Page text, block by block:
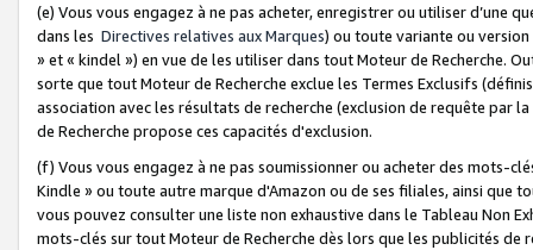
(e) Vous vous engagez à ne pas acheter, enregistrer ou utiliser d’une
dans les Directives relatives aux Marques) ou toute variante ou
» et « kindel ») en vue de les utiliser dans tout Moteur de Recherche.
sorte que tout Moteur de Recherche exclue les Termes Exclusifs
association avec les résultats de recherche (exclusion de requête
de Recherche propose ces capacités d'exclusion.
(f) Vous vous engagez à ne pas soumissionner ou acheter des mots-
Kindle » ou toute autre marque d'Amazon ou de ses filiales, ainsi que
vous pouvez consulter une liste non exhaustive dans le Tableau Non
mots-clés sur tout Moteur de Recherche dès lors que les publicités de